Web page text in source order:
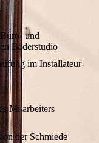
und
Bäderstudio
im Installateur-
Mitarbeiters
der Schmiede